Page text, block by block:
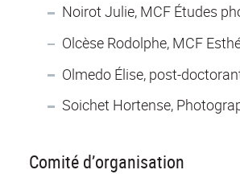
Noirot Julie, MCF Études
Olcèse Rodolphe, MCF
Olmedo Élise, post-
Soichet Hortense,
Comité d’organisation